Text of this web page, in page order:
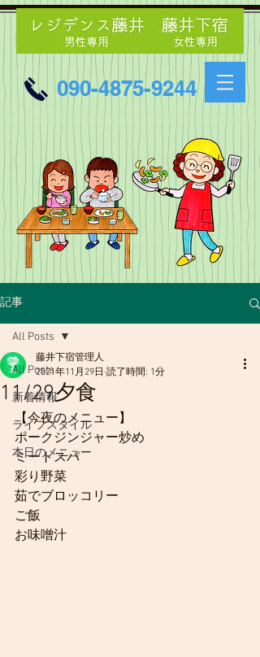
090-4875-9244
記事
All Posts
新着情報
ライフスタイル
本日のメニュー
All Posts
11/29夕食
藤井下宿管理人
2021年11月29日 読了時間: 1分
【今夜のメニュー】
ポークジンジャー炒め
ミートスパ
彩り野菜
茹でブロッコリー
ご飯
お味噌汁